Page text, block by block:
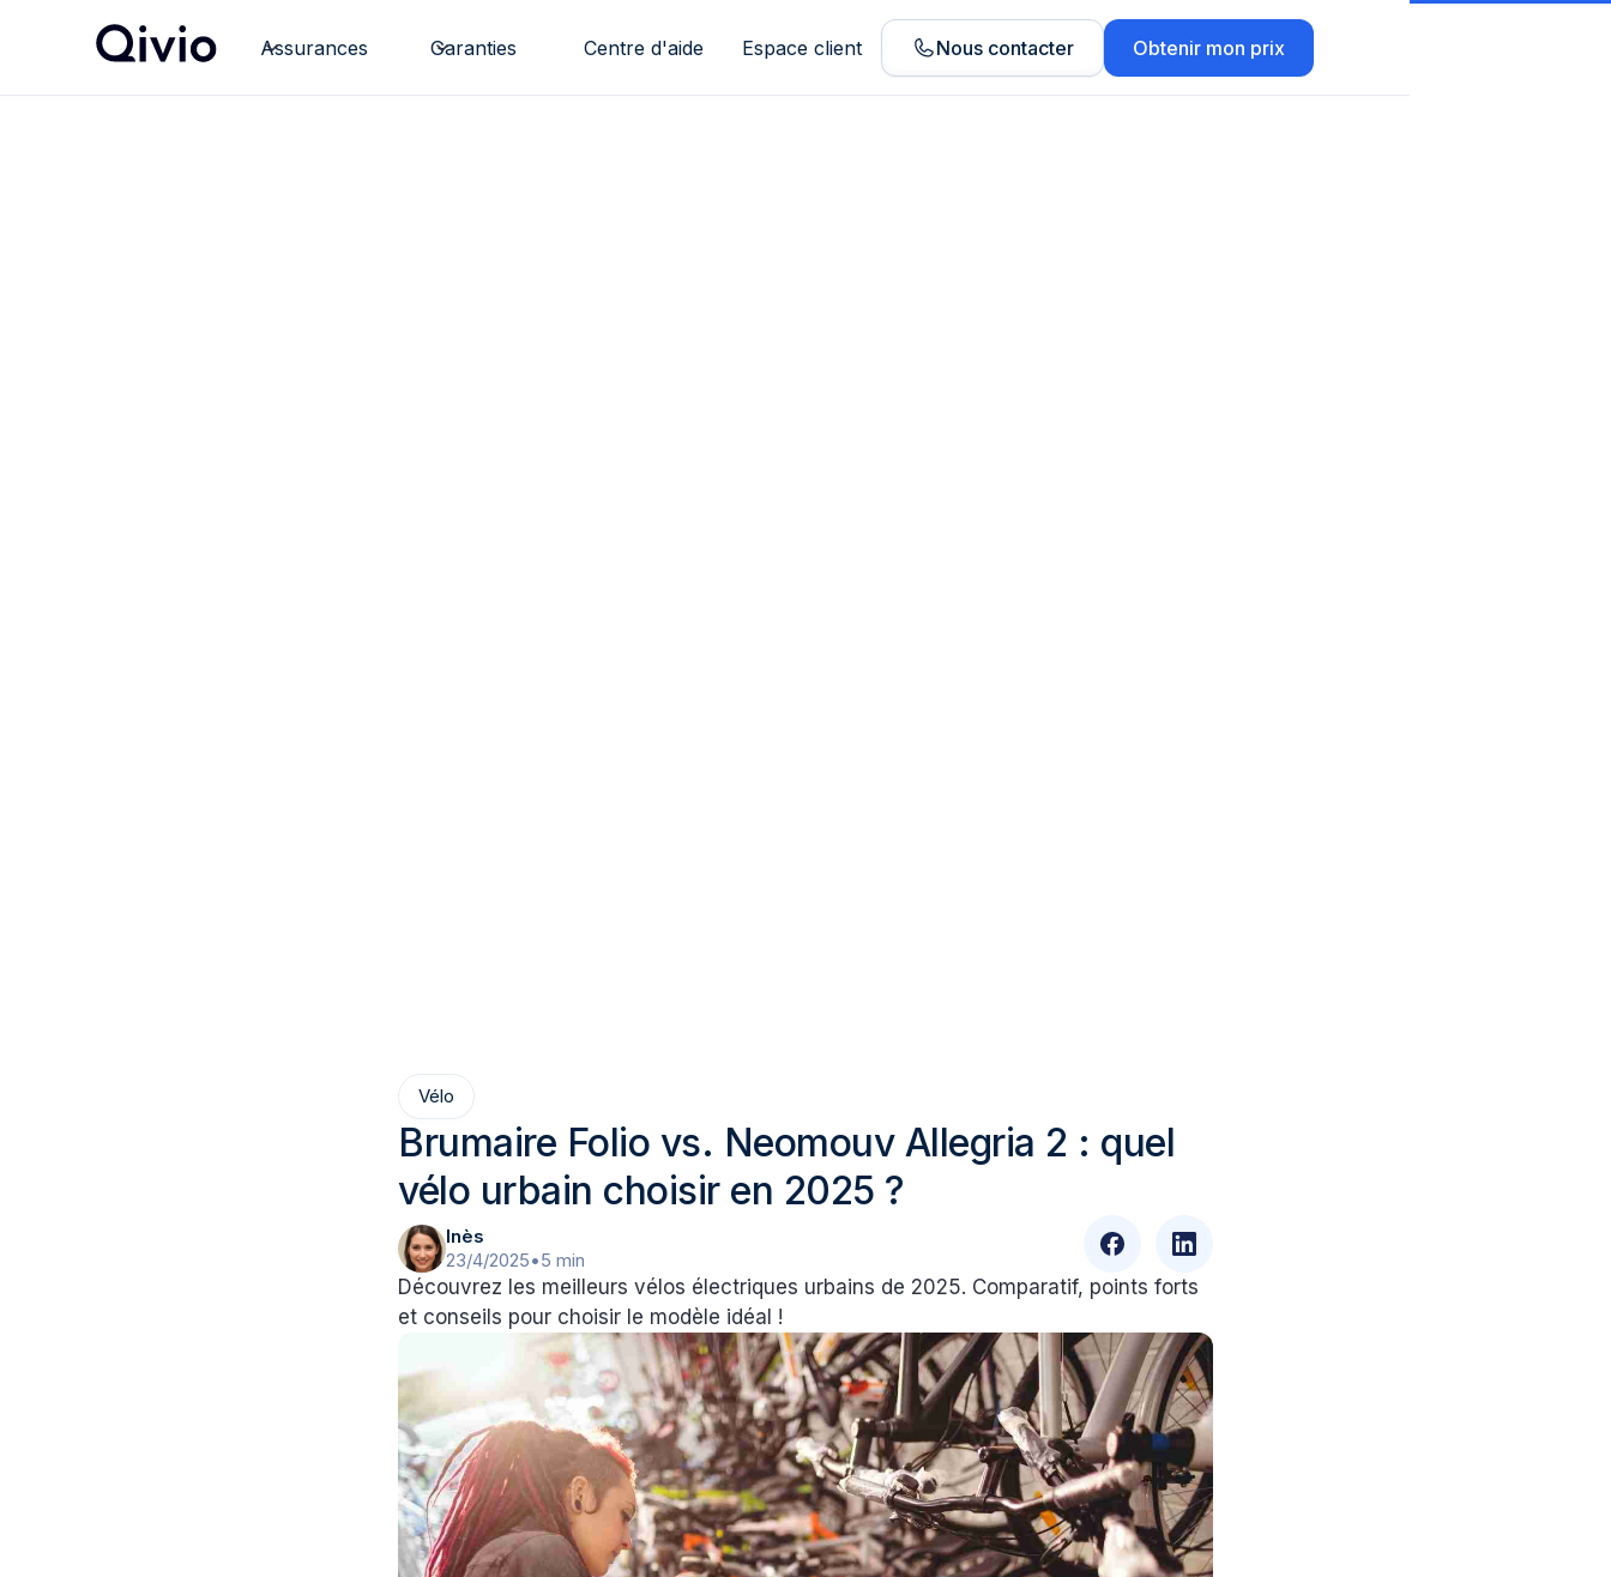
Assurances Garanties Centre d'aide Espace client Nous contacter Obtenir mon prix
Vélo
Brumaire Folio vs. Neomouv Allegria 2 : quel
vélo urbain choisir en 2025 ?
Inès
23/4/2025•5 min
Découvrez les meilleurs vélos électriques urbains de 2025. Comparatif, points forts
et conseils pour choisir le modèle idéal !